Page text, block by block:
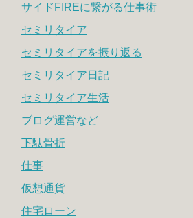
サイドFIREに繋がる仕事術
セミリタイア
セミリタイアを振り返る
セミリタイア日記
セミリタイア生活
ブログ運営など
下駄骨折
仕事
仮想通貨
住宅ローン